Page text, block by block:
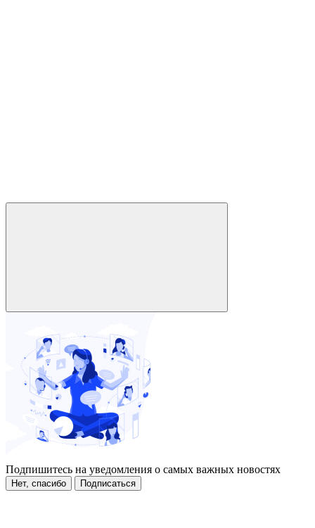
Подпишитесь на уведомления о самых важных новостях
Нет, спасибо Подписаться